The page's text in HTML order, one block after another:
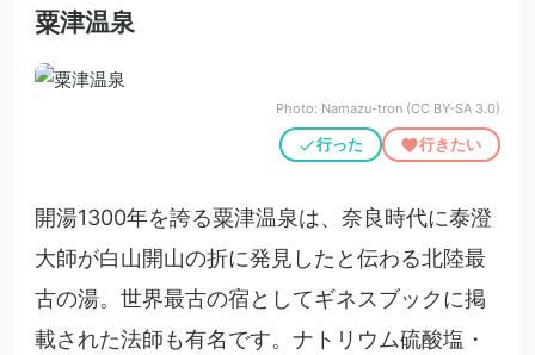
粟津温泉
Photo: Namazu-tron (CC BY-SA 3.0)
行った 行きたい
開湯1300年を誇る粟津温泉は、奈良時代に泰澄
大師が白山開山の折に発見したと伝わる北陸最
古の湯。世界最古の宿としてギネスブックに掲
載された法師も有名です。ナトリウム硫酸塩・